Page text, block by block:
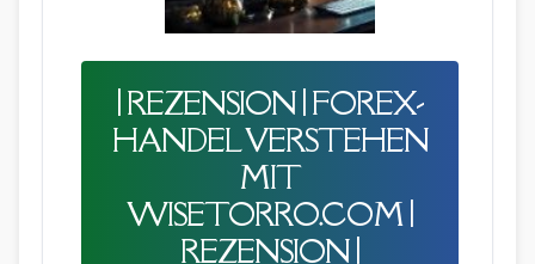
| REZENSION | FOREX-
HANDEL VERSTEHEN
MIT
WISETORRO.COM |
REZENSION |